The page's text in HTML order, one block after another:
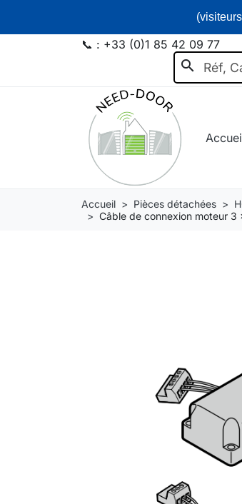
(visiteurs
search
📞 : +33 (0)1 85 42 09 77
Accueil Pièces détachées
Câble de connexion moteur